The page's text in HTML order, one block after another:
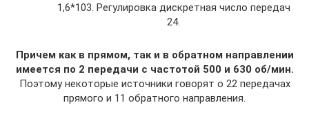
1,6*103. Регулировка дискретная число передач
24.
Причем как в прямом, так и в обратном направлении
имеется по 2 передачи с частотой 500 и 630 об/мин.
Поэтому некоторые источники говорят о 22 передачах
прямого и 11 обратного направления.